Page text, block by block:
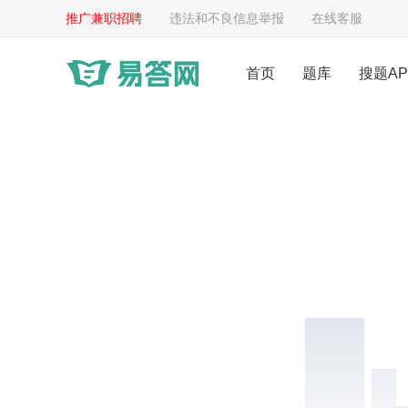
推广兼职招聘 违法和不良信息举报 在线客服
首页 题库 搜题